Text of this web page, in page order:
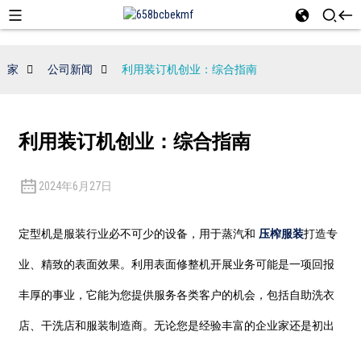
家 公司新闻 利用装订机创业：综合指南
利用装订机创业：综合指南
2024年6月27日
定型机是服装行业必不可少的设备，用于蒸汽和 压榨服装打造专
业、精致的表面效果。利用表面修整机开展业务可能是一项回报
丰厚的事业，它能为您提供服务各类客户的机会，包括自助洗衣
店、干洗店和服装制造商。无论您是经验丰富的企业家还是初出